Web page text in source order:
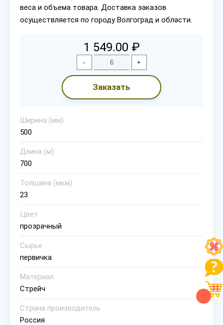
веса и объема товара. Доставка заказов
осуществляется по городу Волгоград и области.
1 549.00 ₽
- +
Заказать
Ширина (мм)
500
Длина (м)
700
Толщина (мкм)
23
Цвет
прозрачный
Сырье
первичка
Материал
Стрейч
Страна производитель
Россия